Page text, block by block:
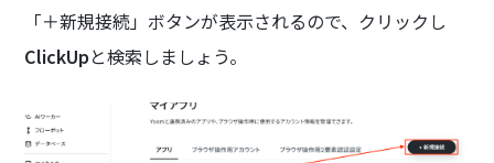
「＋新規接続」ボタンが表示されるので、クリックし
ClickUpと検索しましょう。